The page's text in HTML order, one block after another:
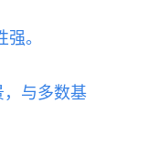
。
，与多数基